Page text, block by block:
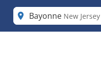
Bayonne New Jersey